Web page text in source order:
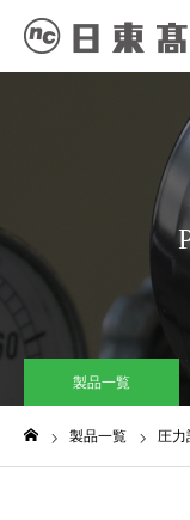
製品一覧
製品一覧 圧力